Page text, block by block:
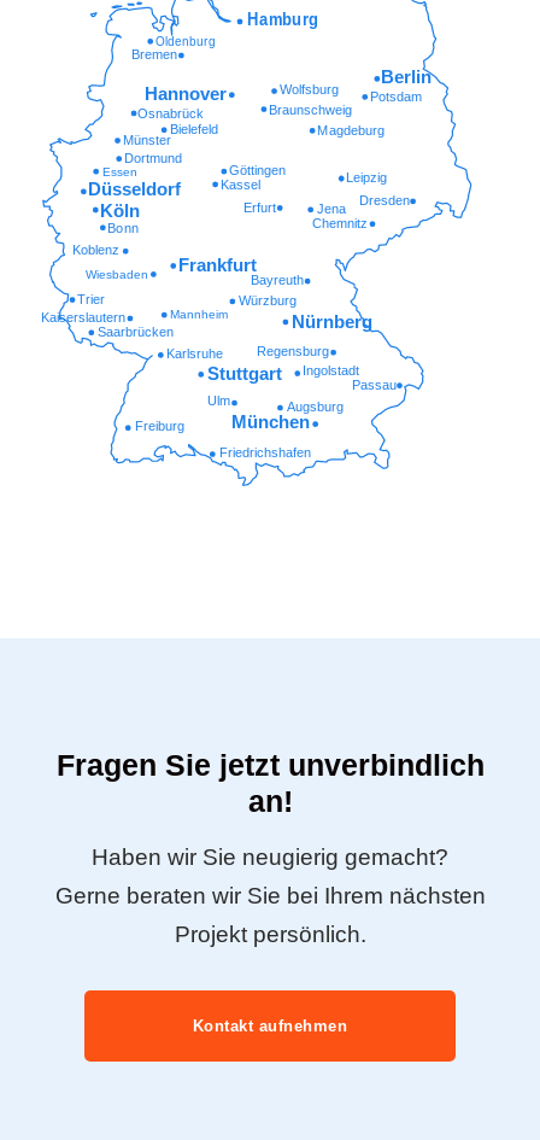
Friedrichshafen
Freiburg
Augsburg
Ulm
Passau
Ingolstadt
Regensburg
Karlsruhe
Saarbrücken
Kaiserslautern Mannheim
Würzburg
Trier
Wiesbaden Bayreuth
Koblenz
Chemnitz
Bonn
Erfurt Jena
Dresden
Kassel
Göttingen
Essen
Dortmund
Münster
Magdeburg
Bielefeld
Braunschweig
Osnabrück
Potsdam
Wolfsburg
Oldenburg
München
Stuttgart
Nürnberg
Frankfurt
Köln
Düsseldorf
Leipzig
Hannover
Berlin
Bremen
Hamburg
Fragen Sie jetzt unverbindlich
an!
Haben wir Sie neugierig gemacht?
Gerne beraten wir Sie bei Ihrem nächsten
Projekt persönlich.
Kontakt aufnehmen